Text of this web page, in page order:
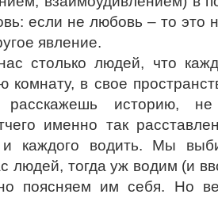
если не любовь – то это
явление.
столько людей, что
комнату, в свое
историю, не
именно так
и каждого водить. Мы
людей, тогда уж водим (и
поясняем им себя. Но